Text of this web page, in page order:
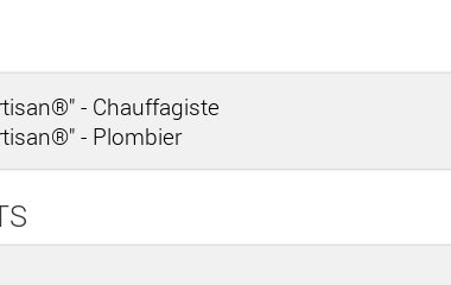
- Chauffagiste
- Plombier